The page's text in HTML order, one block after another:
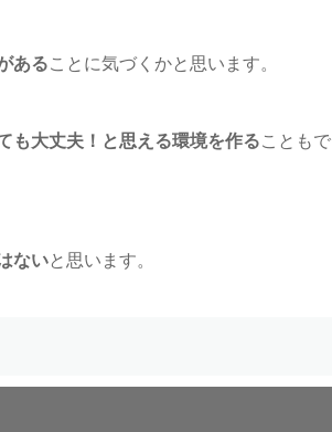
あることに気づくかと思います。
も大丈夫！と思える環境を作ることもで
ないと思います。